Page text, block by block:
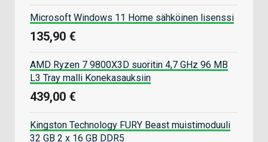
Microsoft Windows 11 Home sähköinen lisenssi
135,90 €
AMD Ryzen 7 9800X3D suoritin 4,7 GHz 96 MB
L3 Tray malli Konekasauksiin
439,00 €
Kingston Technology FURY Beast muistimoduuli
32 GB 2 x 16 GB DDR5